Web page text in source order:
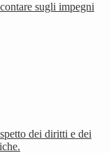
sugli impegni
dei diritti e dei